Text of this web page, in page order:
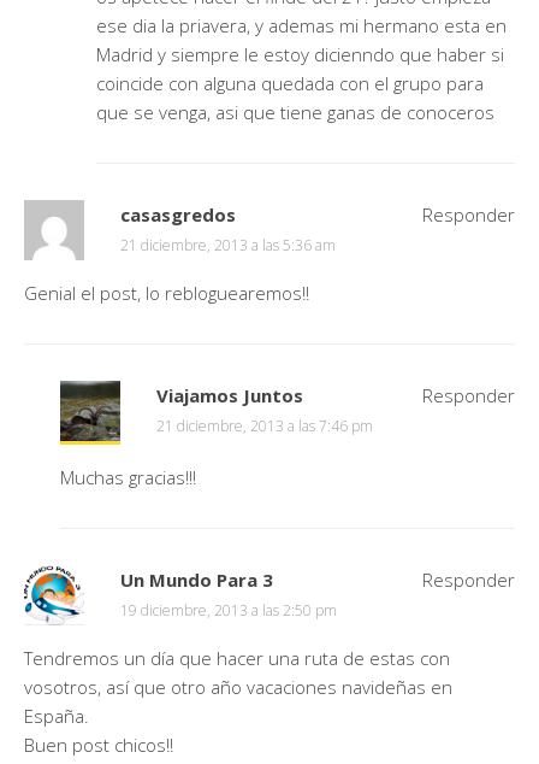
ese dia la priavera, y ademas mi hermano esta en
Madrid y siempre le estoy dicienndo que haber si
coincide con alguna quedada con el grupo para
que se venga, asi que tiene ganas de conoceros
casasgredos
21 diciembre, 2013 a las 5:36 am
Genial el post, lo rebloguearemos!!
Responder
Viajamos Juntos
21 diciembre, 2013 a las 7:46 pm
Muchas gracias!!!
Responder
Un Mundo Para 3
19 diciembre, 2013 a las 2:50 pm
Tendremos un día que hacer una ruta de estas con
vosotros, así que otro año vacaciones navideñas en
España.
Buen post chicos!!
Responder